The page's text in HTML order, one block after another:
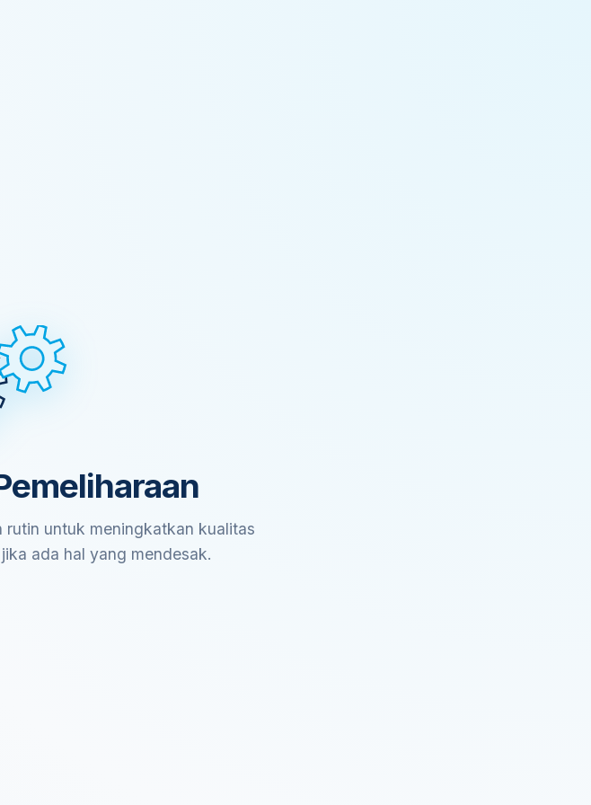
rutin untuk meningkatkan kualitas
ada hal yang mendesak.